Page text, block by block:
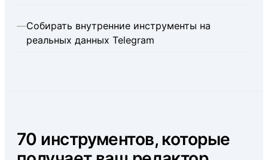
—Собирать внутренние инструменты на
реальных данных Telegram
70 инструментов, которые